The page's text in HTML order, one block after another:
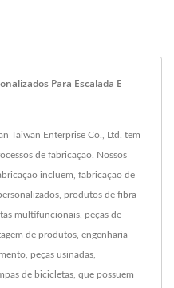
Para Escalada E
Taiwan Enterprise Co., Ltd. tem
de fabricação. Nossos
incluem, fabricação de
produtos de fibra
multifuncionais, peças de
de produtos, engenharia
peças usinadas,
de bicicletas, que possuem